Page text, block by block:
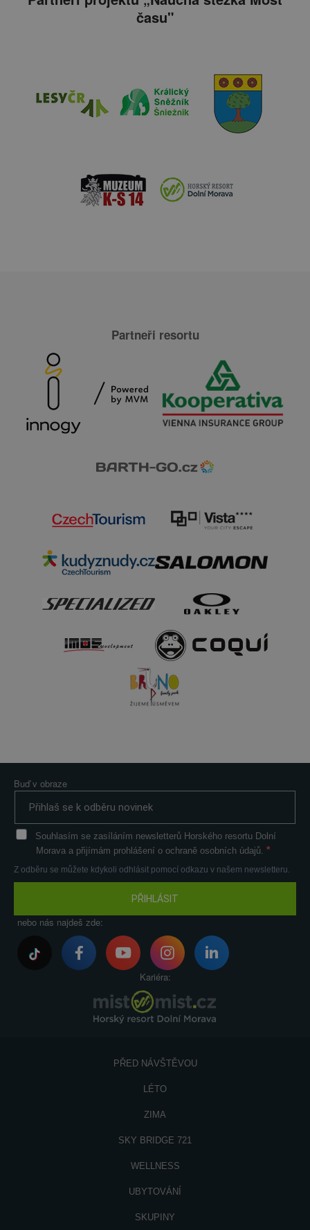
času"
Partneři resortu
Buď v obraze
PŘIHLÁSIT
Souhlasím se zasíláním newsletterů Horského resortu Dolní
Morava a přijímám prohlášení o ochraně osobních údajů.
Z odběru se můžete kdykoli odhlásit pomocí odkazu v našem newsletteru.
nebo nás najdeš zde:
Kariéra:
PŘED NÁVŠTĚVOU
LÉTO
ZIMA
SKY BRIDGE 721
WELLNESS
UBYTOVÁNÍ
SKUPINY